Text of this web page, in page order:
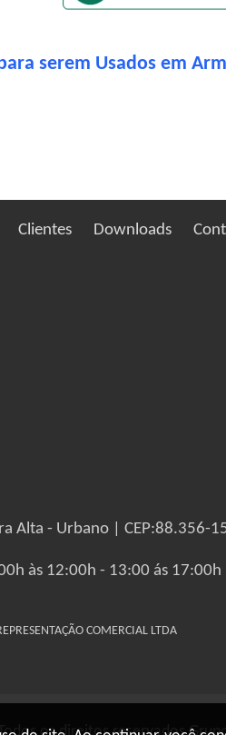
serem Usados em
Clientes Downloads
Alta - Urbano | CEP:88.356-
às 12:00h - 13:00 ás 17:00h
COMERCIAL LTDA